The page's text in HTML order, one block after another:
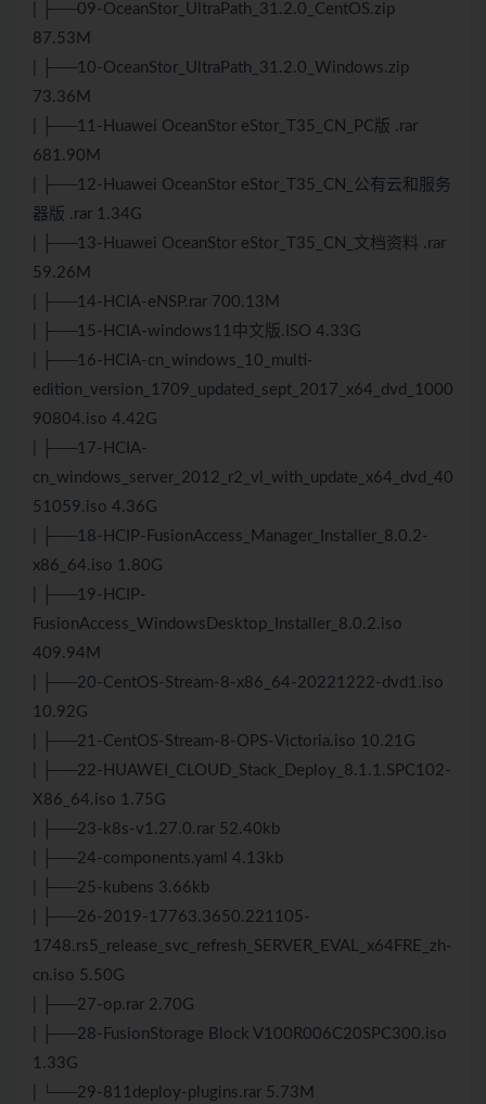
| ├──09-OceanStor_UltraPath_31.2.0_CentOS.zip
87.53M
| ├──10-OceanStor_UltraPath_31.2.0_Windows.zip
73.36M
| ├──11-Huawei OceanStor eStor_T35_CN_PC版 .rar
681.90M
| ├──12-Huawei OceanStor eStor_T35_CN_公有云和服务
器版 .rar 1.34G
| ├──13-Huawei OceanStor eStor_T35_CN_文档资料 .rar
59.26M
| ├──14-HCIA-eNSP.rar 700.13M
| ├──15-HCIA-windows11中文版.ISO 4.33G
| ├──16-HCIA-cn_windows_10_multi-
edition_version_1709_updated_sept_2017_x64_dvd_1000
90804.iso 4.42G
| ├──17-HCIA-
cn_windows_server_2012_r2_vl_with_update_x64_dvd_40
51059.iso 4.36G
| ├──18-HCIP-FusionAccess_Manager_Installer_8.0.2-
x86_64.iso 1.80G
| ├──19-HCIP-
FusionAccess_WindowsDesktop_Installer_8.0.2.iso
409.94M
| ├──20-CentOS-Stream-8-x86_64-20221222-dvd1.iso
10.92G
| ├──21-CentOS-Stream-8-OPS-Victoria.iso 10.21G
| ├──22-HUAWEI_CLOUD_Stack_Deploy_8.1.1.SPC102-
X86_64.iso 1.75G
| ├──23-k8s-v1.27.0.rar 52.40kb
| ├──24-components.yaml 4.13kb
| ├──25-kubens 3.66kb
| ├──26-2019-17763.3650.221105-
1748.rs5_release_svc_refresh_SERVER_EVAL_x64FRE_zh-
cn.iso 5.50G
| ├──27-op.rar 2.70G
| ├──28-FusionStorage Block V100R006C20SPC300.iso
1.33G
| └──29-811deploy-plugins.rar 5.73M